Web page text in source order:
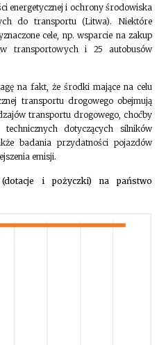
energetycznej i ochrony środowiska
do transportu (Litwa). Niektóre
cele, np. wsparcie na zakup
transportowych i 25 autobusów
na fakt, że środki mające na celu
transportu drogowego obejmują
transportu drogowego, choćby
dotyczących silników
badania przydatności pojazdów
emisji.
i pożyczki) na państwo